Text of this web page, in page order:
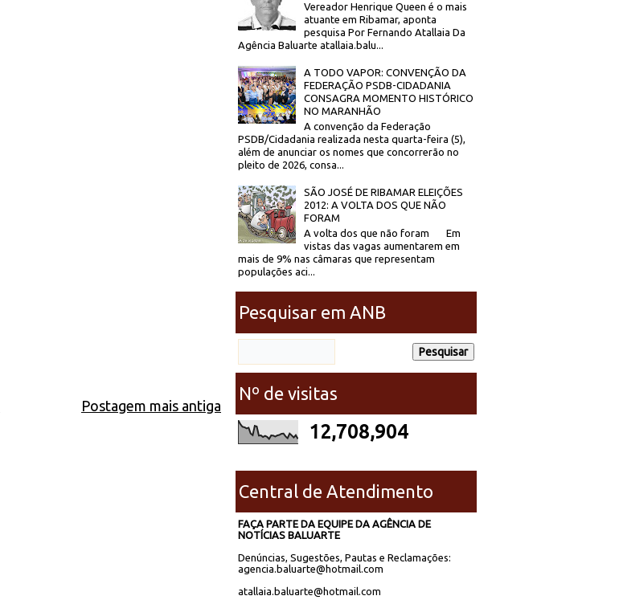
Postagem mais antiga
Vereador Henrique Queen é o mais
atuante em Ribamar, aponta
pesquisa Por Fernando Atallaia Da
Agência Baluarte atallaia.balu...
A TODO VAPOR: CONVENÇÃO DA
FEDERAÇÃO PSDB-CIDADANIA
CONSAGRA MOMENTO HISTÓRICO
NO MARANHÃO
A convenção da Federação
PSDB/Cidadania realizada nesta quarta-feira (5),
além de anunciar os nomes que concorrerão no
pleito de 2026, consa...
SÃO JOSÉ DE RIBAMAR ELEIÇÕES
2012: A VOLTA DOS QUE NÃO
FORAM
A volta dos que não foram Em
vistas das vagas aumentarem em
mais de 9% nas câmaras que representam
populações aci...
Pesquisar em ANB
Nº de visitas
12,708,904
Central de Atendimento
FAÇA PARTE DA EQUIPE DA AGÊNCIA DE
NOTÍCIAS BALUARTE
Denúncias, Sugestões, Pautas e Reclamações:
agencia.baluarte@hotmail.com
atallaia.baluarte@hotmail.com